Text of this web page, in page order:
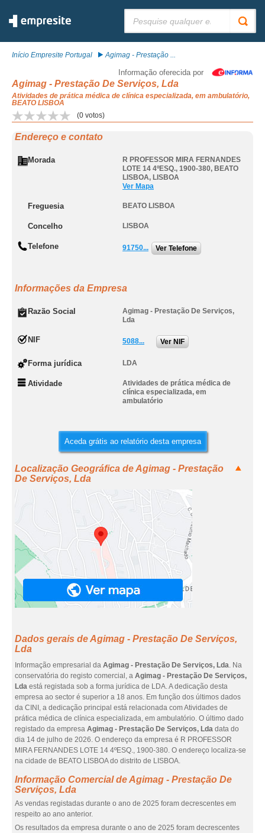
Início Empresite Portugal Agimag - Prestação ...
Informação oferecida por
Agimag - Prestação De Serviços, Lda
Atividades de prática médica de clínica especializada, em ambulatório,
BEATO LISBOA
(0 votos)
Endereço e contato
Morada
R PROFESSOR MIRA FERNANDES
LOTE 14 4ºESQ., 1900-380, BEATO
LISBOA, LISBOA
Ver Mapa
Freguesia BEATO LISBOA
Concelho LISBOA
Telefone 91750... Ver Telefone
Informações da Empresa
Razão Social
Agimag - Prestação De Serviços,
Lda
NIF 5088... Ver NIF
Forma jurídica LDA
Atividade
Atividades de prática médica de
clínica especializada, em
ambulatório
Aceda grátis ao relatório desta empresa
Localização Geográfica de Agimag - Prestação
De Serviços, Lda
Dados gerais de Agimag - Prestação De Serviços,
Lda
Informação empresarial da Agimag - Prestação De Serviços, Lda. Na
conservatória do registo comercial, a Agimag - Prestação De Serviços,
Lda está registada sob a forma jurídica de LDA. A dedicação desta
empresa ao sector é superior a 18 anos. Em função dos últimos dados
da CINI, a dedicação principal está relacionada com Atividades de
prática médica de clínica especializada, em ambulatório. O último dado
registado da empresa Agimag - Prestação De Serviços, Lda data do
dia 14 de julho de 2026. O endereço da empresa é R PROFESSOR
MIRA FERNANDES LOTE 14 4ºESQ., 1900-380. O endereço localiza-se
na cidade de BEATO LISBOA do distrito de LISBOA.
Informação Comercial de Agimag - Prestação De
Serviços, Lda
As vendas registadas durante o ano de 2025 foram decrescentes em
respeito ao ano anterior.
Os resultados da empresa durante o ano de 2025 foram decrescentes